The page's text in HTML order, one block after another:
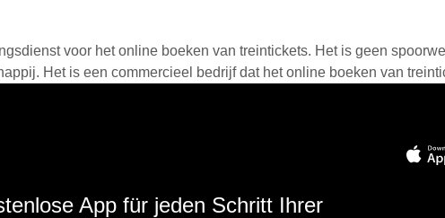
voor het online boeken van treintickets. Het is geen
Het is een commercieel bedrijf dat het online boeken van
App für jeden Schritt Ihrer